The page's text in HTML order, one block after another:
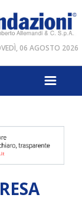
06 AGOSTO 2026